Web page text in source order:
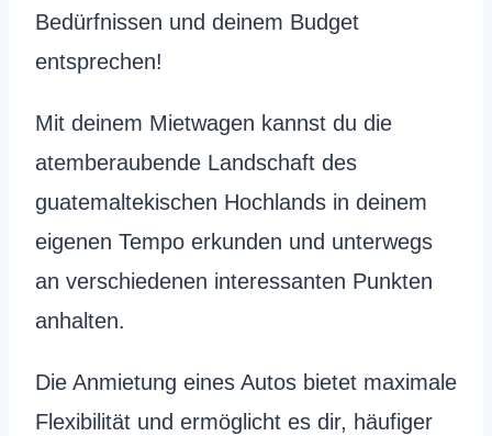
Bedürfnissen und deinem Budget
entsprechen!
Mit deinem Mietwagen kannst du die
atemberaubende Landschaft des
guatemaltekischen Hochlands in deinem
eigenen Tempo erkunden und unterwegs
an verschiedenen interessanten Punkten
anhalten.
Die Anmietung eines Autos bietet maximale
Flexibilität und ermöglicht es dir, häufiger